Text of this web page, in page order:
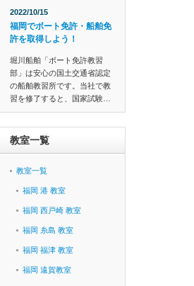
2022/10/15
福岡でボート免許・船舶免
許を取得しよう！
堀川船舶「ボート免許教習
部」は安心の国土交通省認定
の船舶教習所です。当社で教
習を修了すると、国家試験…
教室一覧
教室一覧
福岡 港 教室
福岡 西戸崎 教室
福岡 糸島 教室
福岡 福津 教室
福岡 遠賀教室